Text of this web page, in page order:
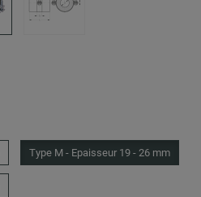
Type M - Epaisseur 19 - 26 mm